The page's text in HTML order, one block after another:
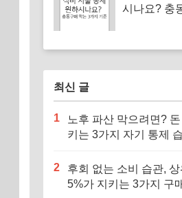
시나요? 충
최신 글
1
노후 파산 막으려면?
키는 3가지 자기 통제
2
후회 없는 소비 습관,
5%가 지키는 3가지 구